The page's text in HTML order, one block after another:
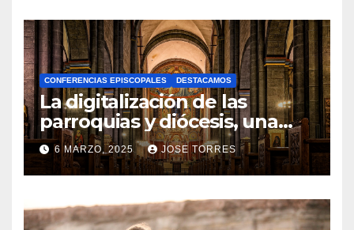
O
H
A
Y
C
O
M
N
CONFERENCIAS EPISCOPALES DESTACAMOS
La digitalización de las
parroquias y diócesis, una
realidad ya para el futuro de
la Iglesia
6 MARZO, 2025 JOSE TORRES
N
O
H